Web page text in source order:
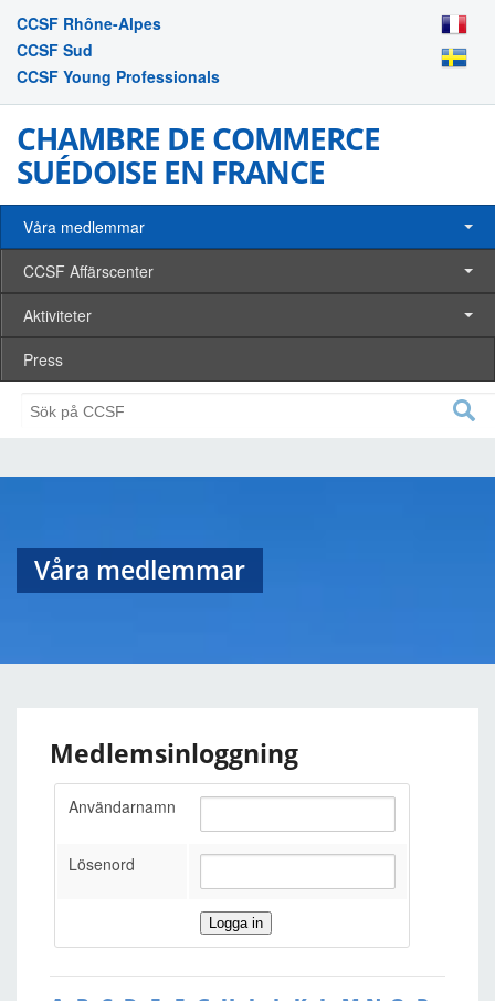
CCSF Rhône-Alpes
CCSF Sud
CCSF Young Professionals
CHAMBRE DE COMMERCE
SUÉDOISE EN FRANCE
Våra medlemmar
CCSF Affärscenter
Aktiviteter
Press
Våra medlemmar
Medlemsinloggning
Användarnamn
Lösenord